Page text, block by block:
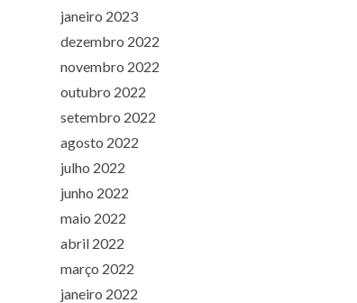
janeiro 2023
dezembro 2022
novembro 2022
outubro 2022
setembro 2022
agosto 2022
julho 2022
junho 2022
maio 2022
abril 2022
março 2022
janeiro 2022